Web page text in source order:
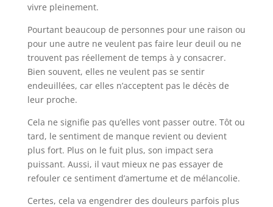
vivre pleinement.
Pourtant beaucoup de personnes pour une raison ou
pour une autre ne veulent pas faire leur deuil ou ne
trouvent pas réellement de temps à y consacrer.
Bien souvent, elles ne veulent pas se sentir
endeuillées, car elles n’acceptent pas le décès de
leur proche.
Cela ne signifie pas qu’elles vont passer outre. Tôt ou
tard, le sentiment de manque revient ou devient
plus fort. Plus on le fuit plus, son impact sera
puissant. Aussi, il vaut mieux ne pas essayer de
refouler ce sentiment d’amertume et de mélancolie.
Certes, cela va engendrer des douleurs parfois plus